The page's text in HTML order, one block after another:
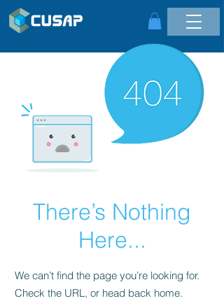
There’s Nothing
Here...
We can’t find the page you’re looking for.
Check the URL, or head back home.